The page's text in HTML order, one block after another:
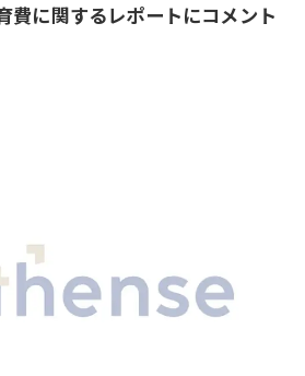
に関するレポートにコメント